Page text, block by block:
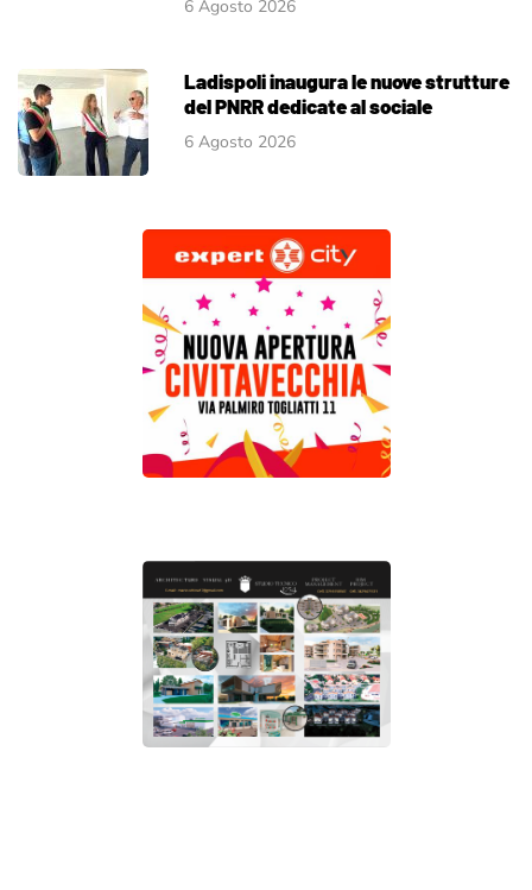
6 Agosto 2026
Ladispoli inaugura le nuove strutture
del PNRR dedicate al sociale
6 Agosto 2026